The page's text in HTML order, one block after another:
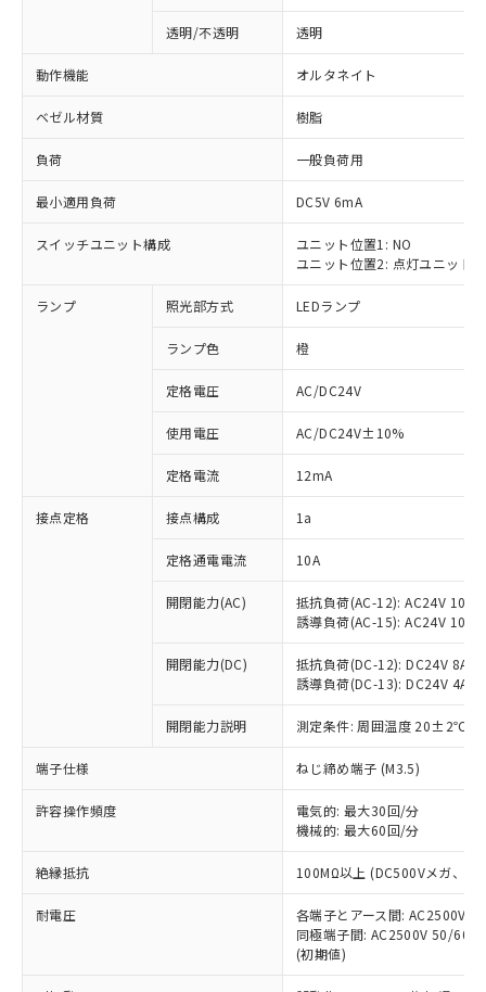
透明/不透明 透明
動作機能 オルタネイト
ベゼル材質 樹脂
負荷 一般負荷用
最小適用負荷 DC5V 6mA
スイッチユニット構成
ユニット位置1: NO
ユニット位置2: 点灯ユニット
ランプ 照光部方式 LEDランプ
ランプ色 橙
定格電圧 AC/DC24V
使用電圧 AC/DC24V±10%
定格電流 12mA
接点定格 接点構成 1a
定格通電電流 10A
開閉能力(AC)
抵抗負荷(AC-12): AC24V 10A/
誘導負荷(AC-15): AC24V
開閉能力(DC)
抵抗負荷(DC-12): DC24V 8A/
誘導負荷(DC-13): DC24V 4A/
開閉能力説明 測定条件: 周囲温度 20±2℃、
端子仕様 ねじ締め端子 (M3.5)
許容操作頻度
電気的: 最大30回/分
機械的: 最大60回/分
絶縁抵抗 100MΩ以上 (DC500Vメガ、点
耐電圧
各端子とアース間: AC2500V
同極端子間: AC2500V 50/
(初期値)
ご利用条件
以下の条件をお読みいただき、同意のうえ
ご利用ください。
本サービスは、当社制御機器事業取扱
商品の当社在庫状況および標準価格
(税抜)を提供させていただくもので
当社制御機器事業取扱商品の中には、
本サービスの対象外となる商品もある
ことをご了承ください。
在庫状況および標準価格照会結果は、
記載している更新日時点での社内デー
タに基づき作成されるものであり、閲
覧された時点での実際の在庫および標
準価格とは異なる場合があることをご
※1 対応状況
対応済み：EU RoHS指令（10物質）の
非含有に対応した製品が提供可能な商品で
対応予定：EU RoHS指令（10物質）の非含
有に対応した製品に切り替える予定のある
対応予定なし：EU RoHS指令（10物質）の
非含有に非対応の商品で、対応品を出す予
定はありません。
調査・確認中：EU RoHS指令（10物質）の
非含有の対応状況を調査中または確認中の
非該当品：ライセンス料など無形物で、有
害物質有無と関係のない商品です。
仕入先様の事情により、非含有部品として
いたものが、含有品と判明した場合などや
むを得ず変更することがあります。
鉛(Pb) 1000ppm以下、 水銀(Hg) 1000ppm以下、 カド
六価クロム(Cr(Ⅵ)) 1000ppm以下、ポリ臭化ビフェニル
類(PBB) 1000ppm以下、ポリ臭化ジフェニルエーテル類
(PBDE) 1000ppm以下、フタル酸ビス(2-エチルヘキシ
※1 中国RoHS○×表
「○」：最大均質材料含有率が中国RoHSの
基準値以下であることを示します。
「×」：最大均質材料含有率が中国RoHSの
基準値を超えていることを示します。
「－」：未確認です。当社販売部門へお問
い合わせください。
*中国RoHS10物質の基準値 (GB/T26572)：
Pb(鉛) :1000ppm、 Hg(水銀) : 1000ppm、 Cd(カドミウ
Cr(Ⅵ)(六価クロム) : 1000ppm、 PBBs(ポリ臭化ビフェ
当社は、これら貴社製品のうち、外国
為替および外国貿易法に定める商品
（以下｢規制貨物等」という）を輸出
国政府の輸出許可(または役務取引許
可)を取得するなどの必要な手続きを